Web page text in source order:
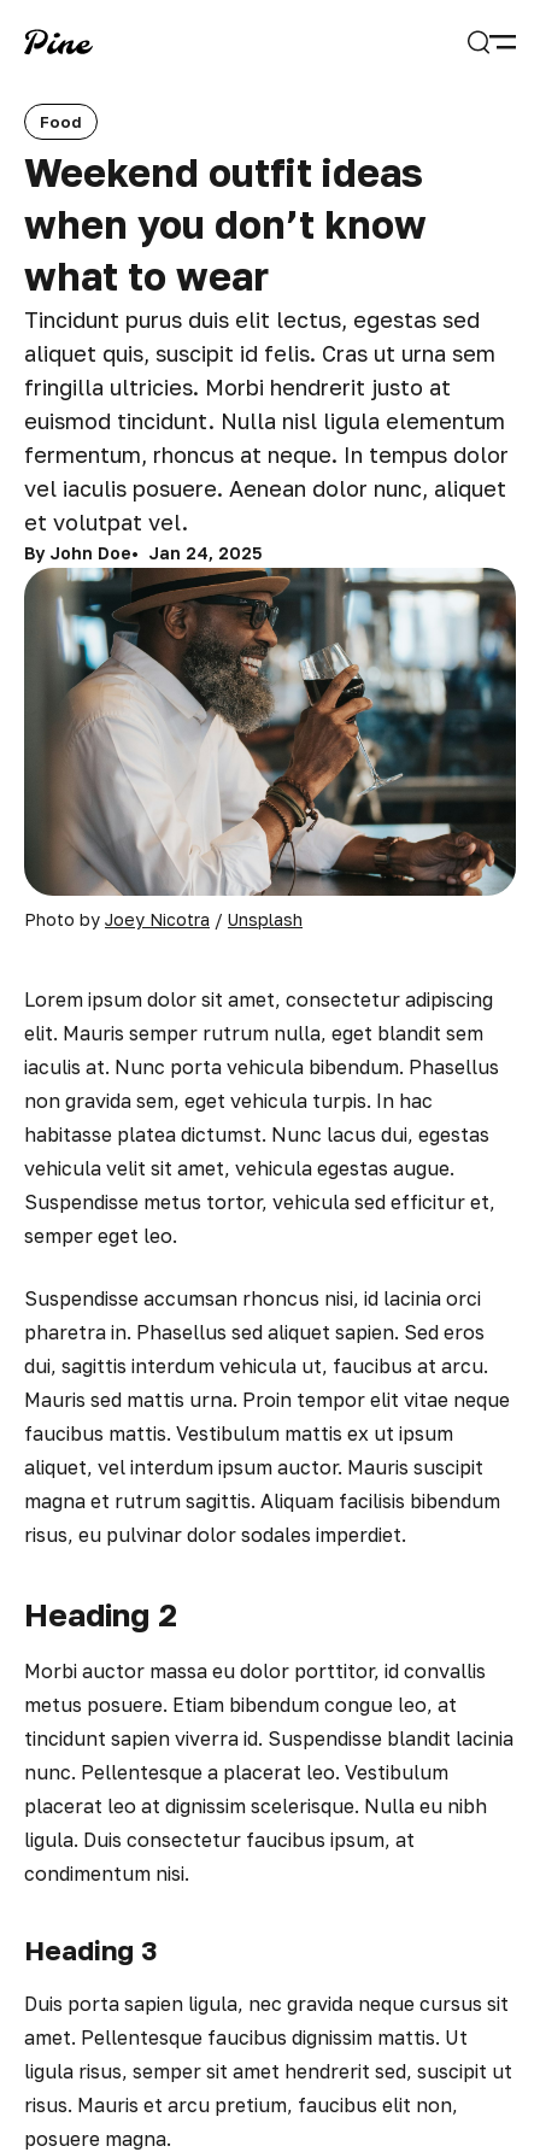
Food
Weekend outfit ideas
when you don’t know
what to wear
Tincidunt purus duis elit lectus, egestas sed
aliquet quis, suscipit id felis. Cras ut urna sem
fringilla ultricies. Morbi hendrerit justo at
euismod tincidunt. Nulla nisl ligula elementum
fermentum, rhoncus at neque. In tempus dolor
vel iaculis posuere. Aenean dolor nunc, aliquet
et volutpat vel.
By John Doe Jan 24, 2025
Photo by Joey Nicotra / Unsplash
Lorem ipsum dolor sit amet, consectetur adipiscing
elit. Mauris semper rutrum nulla, eget blandit sem
iaculis at. Nunc porta vehicula bibendum. Phasellus
non gravida sem, eget vehicula turpis. In hac
habitasse platea dictumst. Nunc lacus dui, egestas
vehicula velit sit amet, vehicula egestas augue.
Suspendisse metus tortor, vehicula sed efficitur et,
semper eget leo.
Suspendisse accumsan rhoncus nisi, id lacinia orci
pharetra in. Phasellus sed aliquet sapien. Sed eros
dui, sagittis interdum vehicula ut, faucibus at arcu.
Mauris sed mattis urna. Proin tempor elit vitae neque
faucibus mattis. Vestibulum mattis ex ut ipsum
aliquet, vel interdum ipsum auctor. Mauris suscipit
magna et rutrum sagittis. Aliquam facilisis bibendum
risus, eu pulvinar dolor sodales imperdiet.
Heading 2
Morbi auctor massa eu dolor porttitor, id convallis
metus posuere. Etiam bibendum congue leo, at
tincidunt sapien viverra id. Suspendisse blandit lacinia
nunc. Pellentesque a placerat leo. Vestibulum
placerat leo at dignissim scelerisque. Nulla eu nibh
ligula. Duis consectetur faucibus ipsum, at
condimentum nisi.
Heading 3
Duis porta sapien ligula, nec gravida neque cursus sit
amet. Pellentesque faucibus dignissim mattis. Ut
ligula risus, semper sit amet hendrerit sed, suscipit ut
risus. Mauris et arcu pretium, faucibus elit non,
posuere magna.